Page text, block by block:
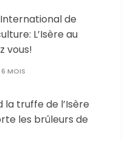
de
L’Isère au
vous!
MOIS
la truffe de l’Isère
les brûleurs de